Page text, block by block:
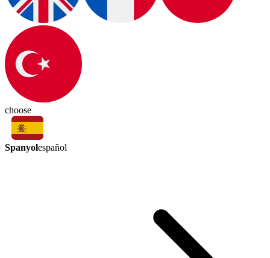
choose
Spanyolespañol